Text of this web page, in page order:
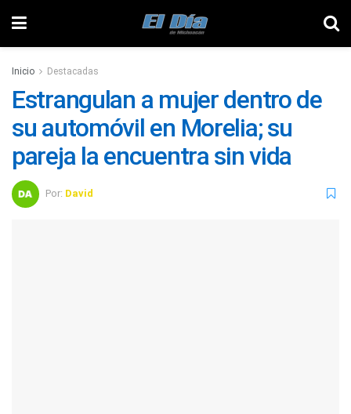
Inicio Destacadas
Estrangulan a mujer dentro de
su automóvil en Morelia; su
pareja la encuentra sin vida
Por: David